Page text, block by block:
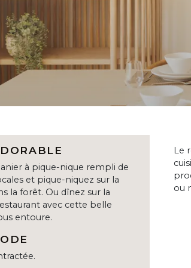
à pique-nique rempli de
et pique-niquez sur la
la forêt. Ou dînez sur la
avec cette belle
entoure.
Le
ou